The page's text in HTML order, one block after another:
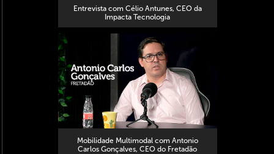
Entrevista com Célio Antunes, CEO da
Impacta Tecnologia
Mobilidade Multimodal com Antonio
Carlos Gonçalves, CEO do Fretadão